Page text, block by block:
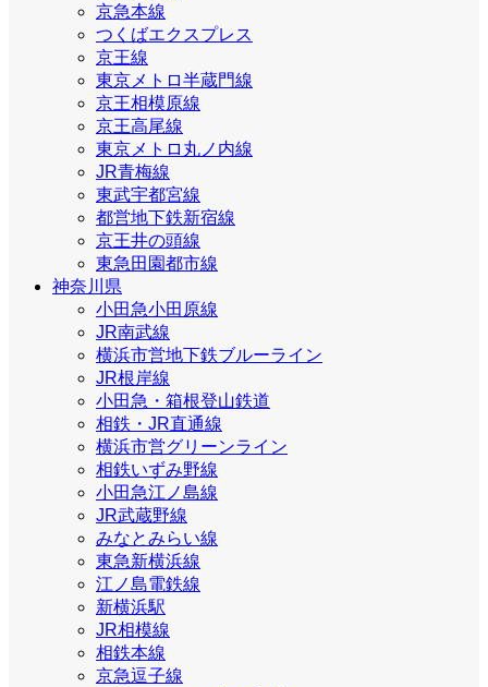
京急本線
つくばエクスプレス
京王線
東京メトロ半蔵門線
京王相模原線
京王高尾線
東京メトロ丸ノ内線
JR青梅線
東武宇都宮線
都営地下鉄新宿線
京王井の頭線
東急田園都市線
神奈川県
小田急小田原線
JR南武線
横浜市営地下鉄ブルーライン
JR根岸線
小田急・箱根登山鉄道
相鉄・JR直通線
横浜市営グリーンライン
相鉄いずみ野線
小田急江ノ島線
JR武蔵野線
みなとみらい線
東急新横浜線
江ノ島電鉄線
新横浜駅
JR相模線
相鉄本線
京急逗子線